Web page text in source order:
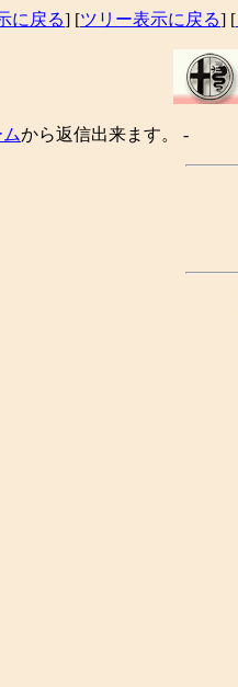
に戻る] [ツリー表示に戻る] [
から返信出来ます。 -